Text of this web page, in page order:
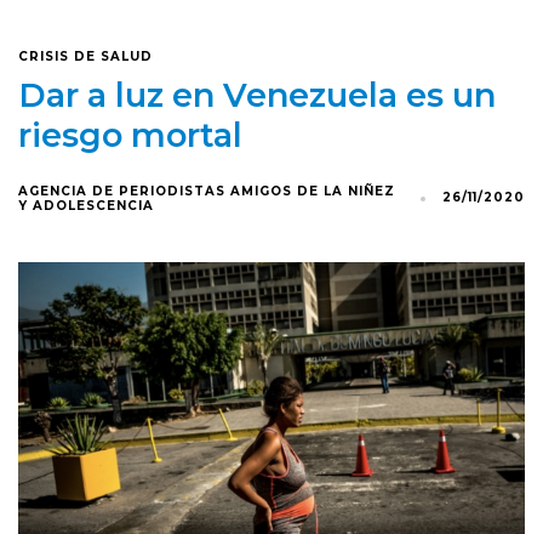
CRISIS DE SALUD
Dar a luz en Venezuela es un
riesgo mortal
AGENCIA DE PERIODISTAS AMIGOS DE LA NIÑEZ
Y ADOLESCENCIA
26/11/2020